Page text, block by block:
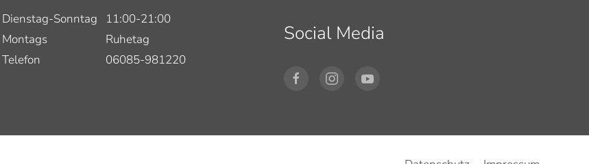
Dienstag-Sonntag
11:00-21:00
Montags
Ruhetag
Telefon
06085-981220
Social Media